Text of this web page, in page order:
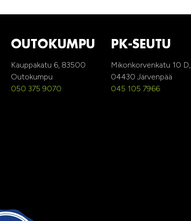
OUTOKUMPU
Kauppakatu 6, 83500
Outokumpu
050 375 9070
PK-SEUTU
Mikonkorvenkatu 10 D,
04430 Järvenpää
045 105 7966